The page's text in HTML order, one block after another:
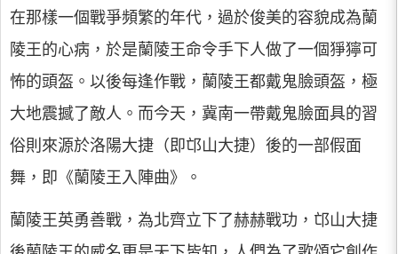
在那樣一個戰爭頻繁的年代，過於俊美的容貌成為蘭
陵王的心病，於是蘭陵王命令手下人做了一個猙獰可
怖的頭盔。以後每逢作戰，蘭陵王都戴鬼臉頭盔，極
大地震撼了敵人。而今天，冀南一帶戴鬼臉面具的習
俗則來源於洛陽大捷（即邙山大捷）後的一部假面
舞，即《蘭陵王入陣曲》。
蘭陵王英勇善戰，為北齊立下了赫赫戰功，邙山大捷